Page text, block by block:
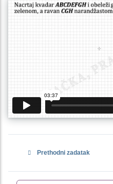
Prethodni zadatak